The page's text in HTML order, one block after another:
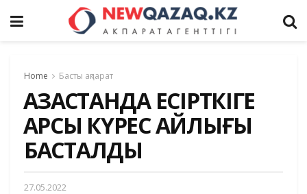
Home Басты ақпарат
ҚАЗАҚСТАНДА ЕСІРТКІГЕ
ҚАРСЫ КҮРЕС АЙЛЫҒЫ
БАСТАЛДЫ
27.05.2022